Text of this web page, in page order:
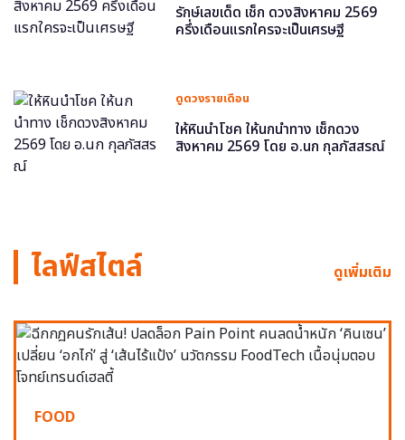
รักษ์เลขเด็ด เช็ก ดวงสิงหาคม 2569
ครึ่งเดือนแรกใครจะเป็นเศรษฐี
ดูดวงรายเดือน
ให้หินนำโชค ให้นกนำทาง เช็กดวง
สิงหาคม 2569 โดย อ.นก กุลภัสสรณ์
ไลฟ์สไตล์ ดูเพิ่มเติม
FOOD